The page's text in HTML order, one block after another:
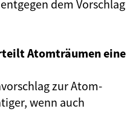
dem Vorschlag
Atomträumen eine
zur Atom-
wenn auch